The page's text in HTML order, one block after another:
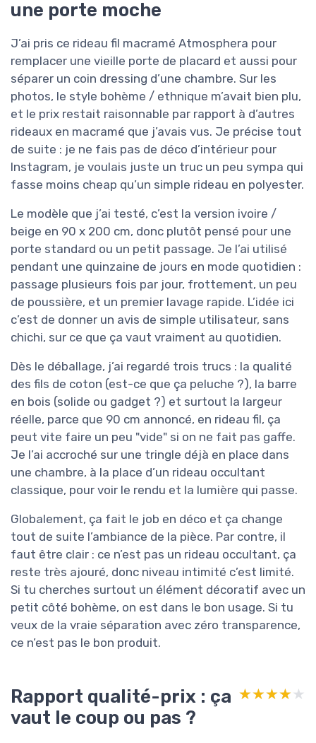
une porte moche
J’ai pris ce rideau fil macramé Atmosphera pour
remplacer une vieille porte de placard et aussi pour
séparer un coin dressing d’une chambre. Sur les
photos, le style bohème / ethnique m’avait bien plu,
et le prix restait raisonnable par rapport à d’autres
rideaux en macramé que j’avais vus. Je précise tout
de suite : je ne fais pas de déco d’intérieur pour
Instagram, je voulais juste un truc un peu sympa qui
fasse moins cheap qu’un simple rideau en polyester.
Le modèle que j’ai testé, c’est la version ivoire /
beige en 90 x 200 cm, donc plutôt pensé pour une
porte standard ou un petit passage. Je l’ai utilisé
pendant une quinzaine de jours en mode quotidien :
passage plusieurs fois par jour, frottement, un peu
de poussière, et un premier lavage rapide. L’idée ici
c’est de donner un avis de simple utilisateur, sans
chichi, sur ce que ça vaut vraiment au quotidien.
Dès le déballage, j’ai regardé trois trucs : la qualité
des fils de coton (est-ce que ça peluche ?), la barre
en bois (solide ou gadget ?) et surtout la largeur
réelle, parce que 90 cm annoncé, en rideau fil, ça
peut vite faire un peu "vide" si on ne fait pas gaffe.
Je l’ai accroché sur une tringle déjà en place dans
une chambre, à la place d’un rideau occultant
classique, pour voir le rendu et la lumière qui passe.
Globalement, ça fait le job en déco et ça change
tout de suite l’ambiance de la pièce. Par contre, il
faut être clair : ce n’est pas un rideau occultant, ça
reste très ajouré, donc niveau intimité c’est limité.
Si tu cherches surtout un élément décoratif avec un
petit côté bohème, on est dans le bon usage. Si tu
veux de la vraie séparation avec zéro transparence,
ce n’est pas le bon produit.
Rapport qualité-prix : ça
vaut le coup ou pas ?
★★★★★
★★★★★